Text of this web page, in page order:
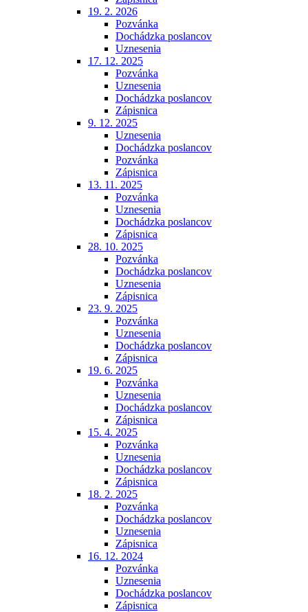
19. 2. 2026
Pozvánka
Dochádzka poslancov
Uznesenia
17. 12. 2025
Pozvánka
Uznesenia
Dochádzka poslancov
Zápisnica
9. 12. 2025
Uznesenia
Dochádzka poslancov
Pozvánka
Zápisnica
13. 11. 2025
Pozvánka
Uznesenia
Dochádzka poslancov
Zápisnica
28. 10. 2025
Pozvánka
Dochádzka poslancov
Uznesenia
Zápisnica
23. 9. 2025
Pozvánka
Uznesenia
Dochádzka poslancov
Zápisnica
19. 6. 2025
Pozvánka
Uznesenia
Dochádzka poslancov
Zápisnica
15. 4. 2025
Pozvánka
Uznesenia
Dochádzka poslancov
Zápisnica
18. 2. 2025
Pozvánka
Dochádzka poslancov
Uznesenia
Zápisnica
16. 12. 2024
Pozvánka
Uznesenia
Dochádzka poslancov
Zápisnica